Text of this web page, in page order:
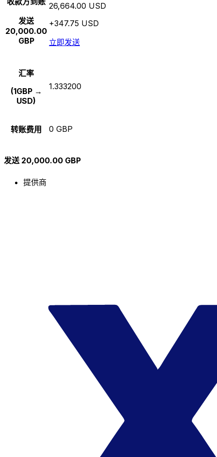
发送
20,000.00
GBP
26,664.00 USD
+347.75 USD
立即发送
汇率
(1GBP →
USD)
1.333200
转账费用 0 GBP
发送 20,000.00 GBP
提供商